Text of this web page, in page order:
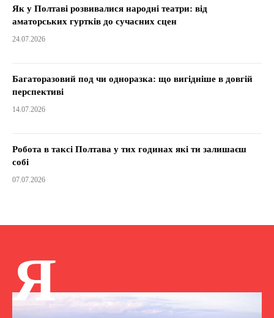
Як у Полтаві розвивалися народні театри: від
аматорських гуртків до сучасних сцен
24.07.2026
Багаторазовий под чи одноразка: що вигідніше в довгій
перспективі
14.07.2026
Робота в таксі Полтава у тих годинах які ти залишаєш
собі
07.07.2026
Я